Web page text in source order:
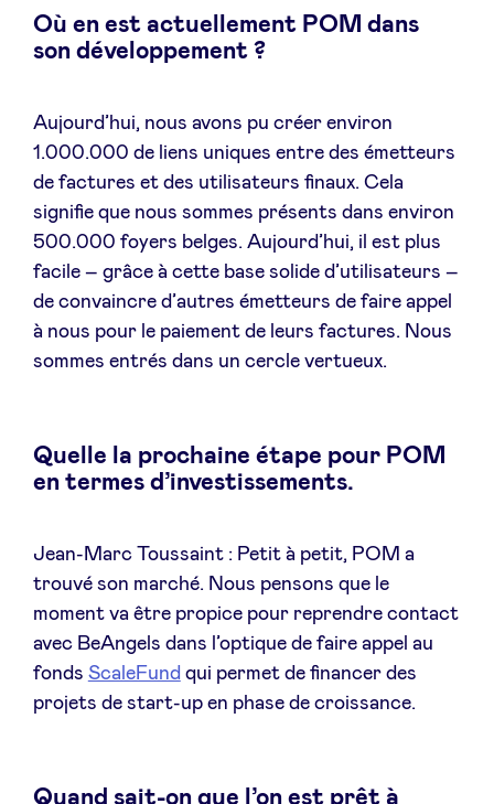
Où en est actuellement POM dans
son développement ?
Aujourd’hui, nous avons pu créer environ
1.000.000 de liens uniques entre des émetteurs
de factures et des utilisateurs finaux. Cela
signifie que nous sommes présents dans environ
500.000 foyers belges. Aujourd’hui, il est plus
facile – grâce à cette base solide d’utilisateurs –
de convaincre d’autres émetteurs de faire appel
à nous pour le paiement de leurs factures. Nous
sommes entrés dans un cercle vertueux.
Quelle la prochaine étape pour POM
en termes d’investissements.
Jean-Marc Toussaint : Petit à petit, POM a
trouvé son marché. Nous pensons que le
moment va être propice pour reprendre contact
avec BeAngels dans l’optique de faire appel au
fonds ScaleFund qui permet de financer des
projets de start-up en phase de croissance.
Quand sait-on que l’on est prêt à